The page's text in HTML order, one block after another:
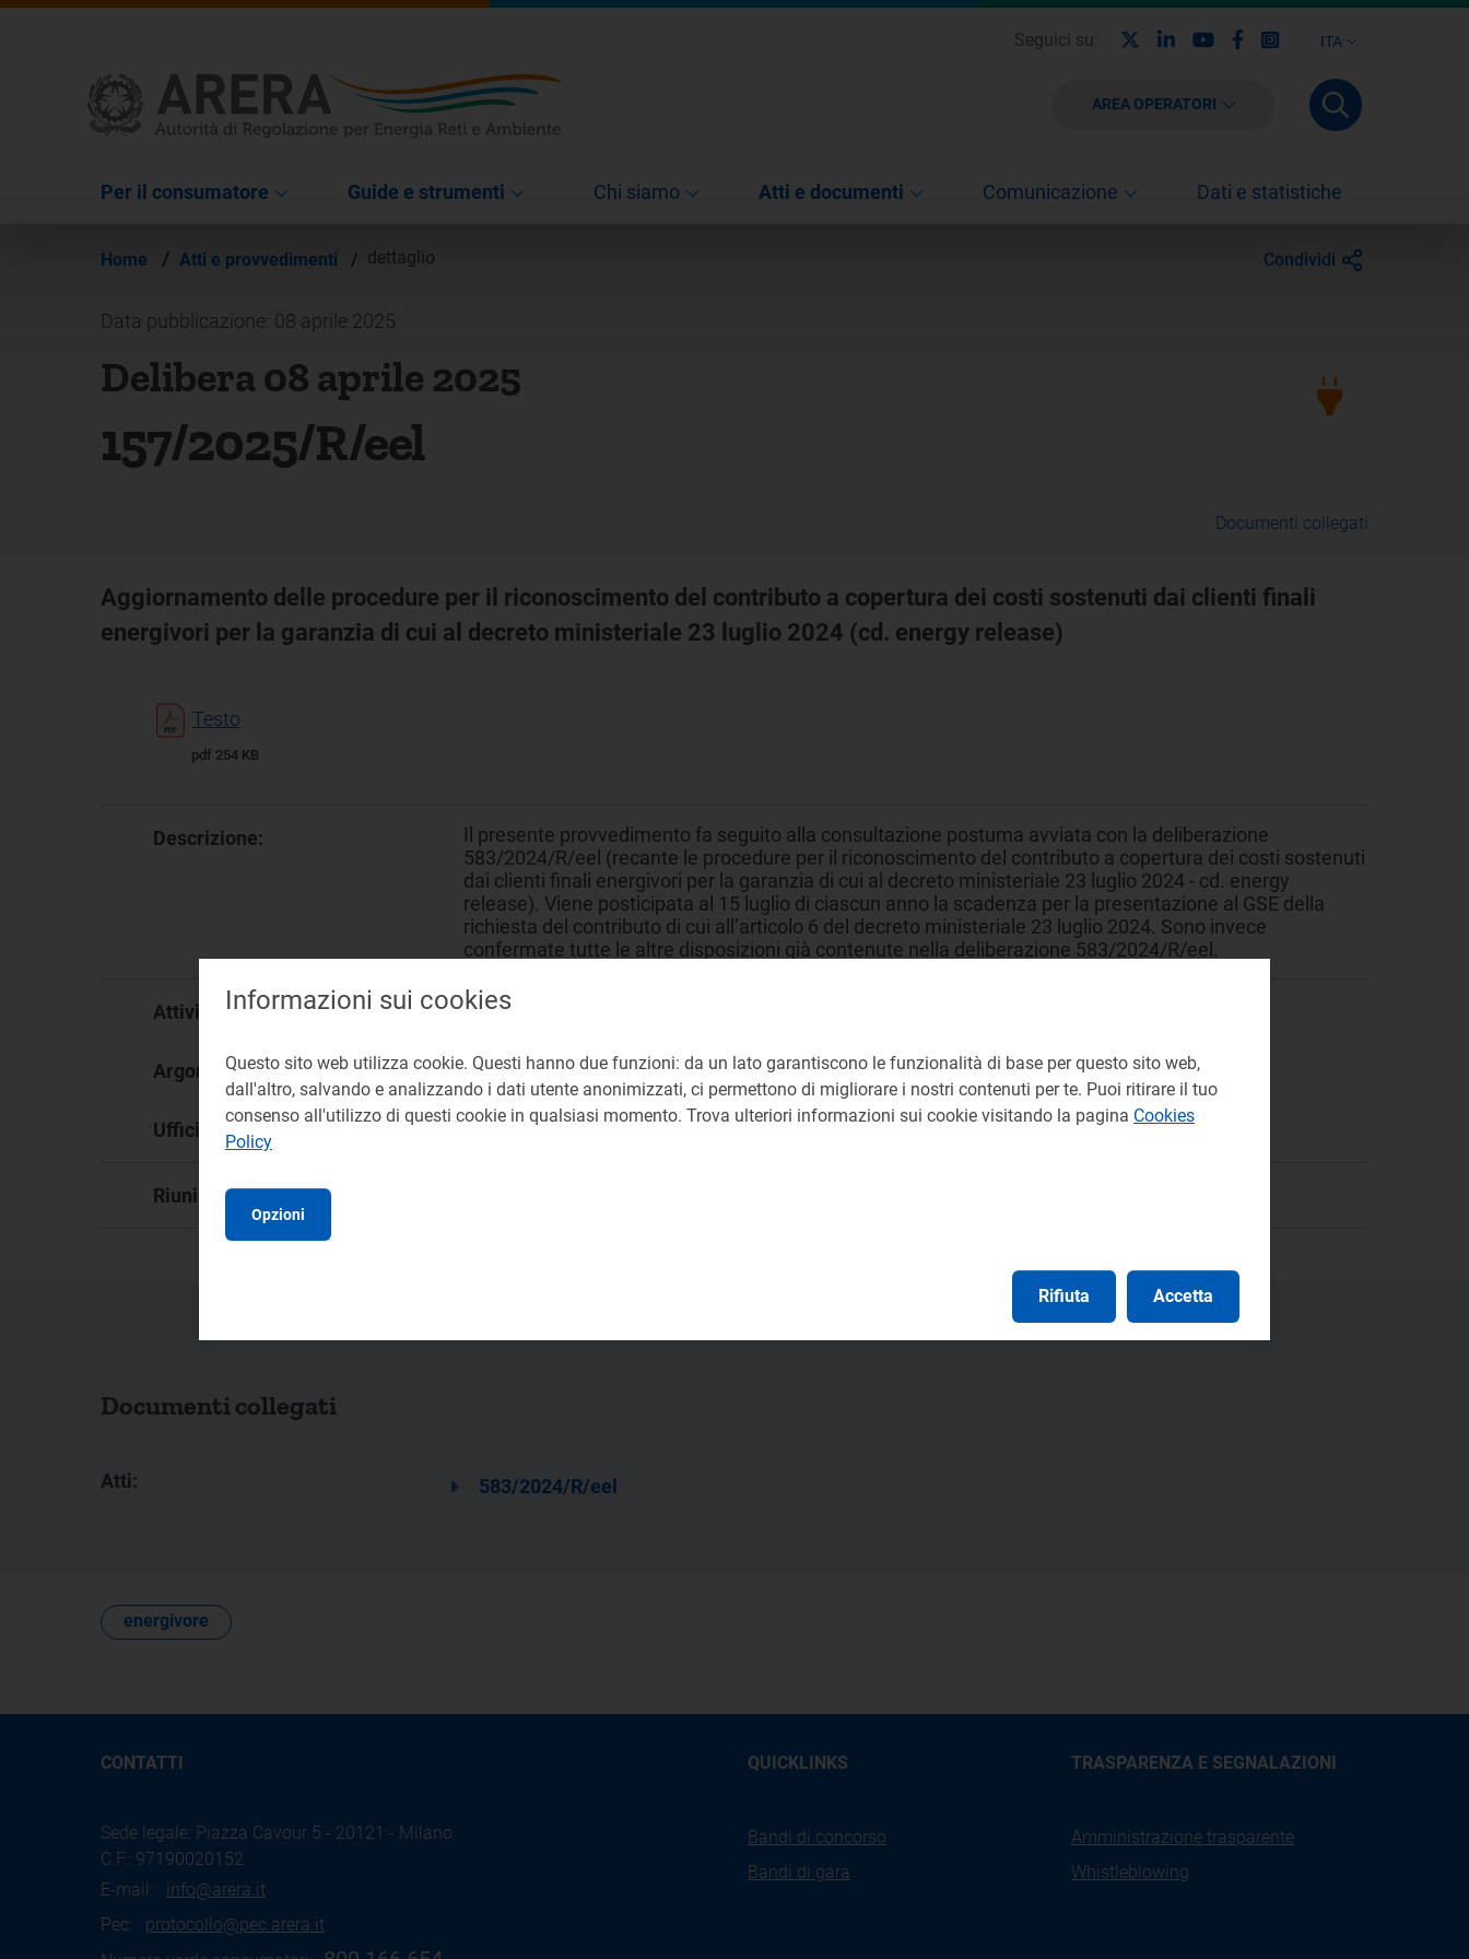
ITA
Seguici su: LinkedinYoutubeFacebook
Instagram
AREA OPERATORI
Per il consumatore Guide e strumenti Chi siamo Atti e documenti Comunicazione Dati e statistiche
Home / Atti e provvedimenti / dettaglio Condividi
Data pubblicazione: 08 aprile 2025
Delibera 08 aprile 2025
157/2025/R/eel
Documenti collegati
Aggiornamento delle procedure per il riconoscimento del contributo a copertura dei costi sostenuti dai clienti finali
energivori per la garanzia di cui al decreto ministeriale 23 luglio 2024 (cd. energy release)
Testo
pdf 254 KB
Descrizione:
Il presente provvedimento fa seguito alla consultazione postuma avviata con la deliberazione
583/2024/R/eel (recante le procedure per il riconoscimento del contributo a copertura dei costi sostenuti
dai clienti finali energivori per la garanzia di cui al decreto ministeriale 23 luglio 2024 - cd. energy
release). Viene posticipata al 15 luglio di ciascun anno la scadenza per la presentazione al GSE della
richiesta del contributo di cui all’articolo 6 del decreto ministeriale 23 luglio 2024. Sono invece
confermate tutte le altre disposizioni già contenute nella deliberazione 583/2024/R/eel.
Attività: Compravendita energia elettrica
Argomento: Clienti energivori
Ufficio responsabile: DIME
Riunione:
Documenti collegati
Atti: 583/2024/R/eel
energivore
CONTATTI
Sede legale: Piazza Cavour 5 - 20121 - Milano
C.F.: 97190020152
E-mail: info@arera.it
Pec: protocollo@pec.arera.it
QUICKLINKS
Bandi di concorso
Bandi di gara
TRASPARENZA E SEGNALAZIONI
Amministrazione trasparente
Whistleblowing
Informazioni sui cookies
Questo sito web utilizza cookie. Questi hanno due funzioni: da un lato garantiscono le funzionalità di base per questo sito web,
dall'altro, salvando e analizzando i dati utente anonimizzati, ci permettono di migliorare i nostri contenuti per te. Puoi ritirare il tuo
consenso all'utilizzo di questi cookie in qualsiasi momento. Trova ulteriori informazioni sui cookie visitando la pagina Cookies
Policy
Opzioni
Rifiuta Accetta